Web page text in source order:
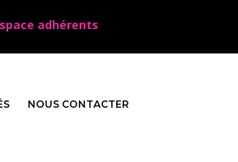
adhérents
NOUS CONTACTER